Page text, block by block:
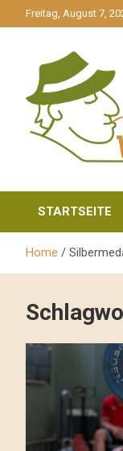
zum
Freitag, August 7,
STARTSEITE
Home